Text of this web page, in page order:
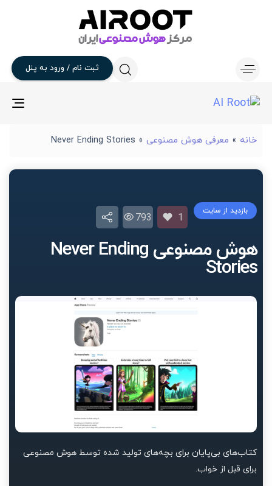
ثبت نام / ورود به پنل
خانه » معرفی هوش مصنوعی »
Never Ending Stories
هوش مصنوعی Never Ending
Stories
بازدید از سایت
1
793
کتاب‌های بی‌پایان برای بچه‌های تولید شده توسط هوش مصنوعی
برای قبل از خواب.